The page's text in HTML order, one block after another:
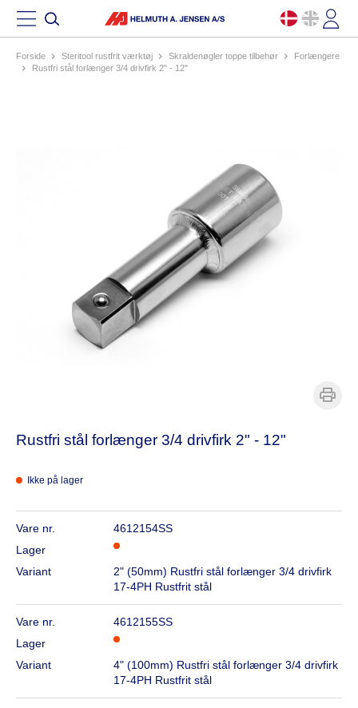
Forside steritool rustfrit værktøj skraldenøgler toppe tilbehør
forlængere
rustfri stål forlænger 3/4 drivfirk 2" - 12"
Rustfri stål forlænger 3/4 drivfirk 2" - 12"
Ikke på lager
Vare nr.
4612154SS
Lager
Variant
2" (50mm) Rustfri stål forlænger 3/4 drivfirk
17-4PH Rustfrit stål
Vare nr.
4612155SS
Lager
Variant
4" (100mm) Rustfri stål forlænger 3/4 drivfirk
17-4PH Rustfrit stål